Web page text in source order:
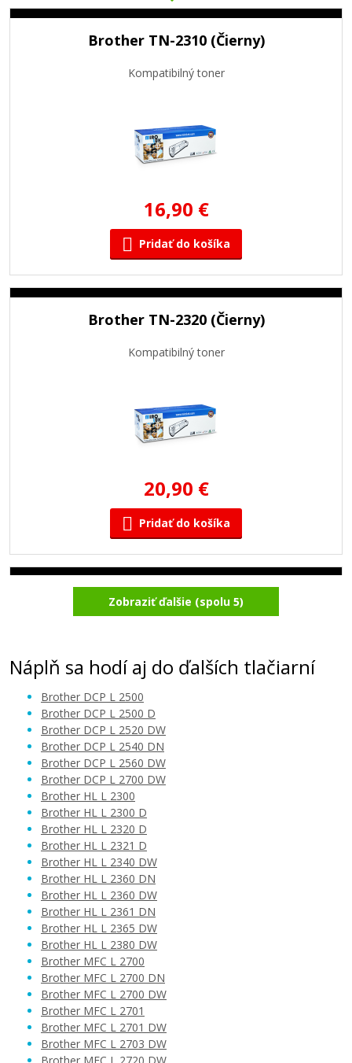
Brother TN-2310 (Čierny)
Kompatibilný toner
16,90 €
Pridať do košíka
Brother TN-2320 (Čierny)
Kompatibilný toner
20,90 €
Pridať do košíka
Kompatibilný fotovalec s Brother DR-2300
(fotovalec)
41,90 €
Brother TN-2310 (Čierny)
Originálny toner
53,90 €
Zobraziť ďalšie (spolu 5)
Náplň sa hodí aj do ďalších tlačiarní
Brother DCP L 2500
Brother DCP L 2500 D
Brother DCP L 2520 DW
Brother DCP L 2540 DN
Brother DCP L 2560 DW
Brother DCP L 2700 DW
Brother HL L 2300
Brother HL L 2300 D
Brother HL L 2320 D
Brother HL L 2321 D
Brother HL L 2340 DW
Brother HL L 2360 DN
Brother HL L 2360 DW
Brother HL L 2361 DN
Brother HL L 2365 DW
Brother HL L 2380 DW
Brother MFC L 2700
Brother MFC L 2700 DN
Brother MFC L 2700 DW
Brother MFC L 2701
Brother MFC L 2701 DW
Brother MFC L 2703 DW
Brother MFC L 2720 DW